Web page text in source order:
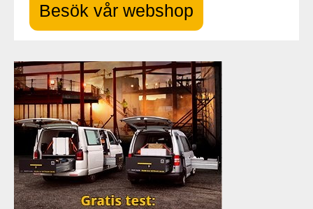
Besök vår webshop